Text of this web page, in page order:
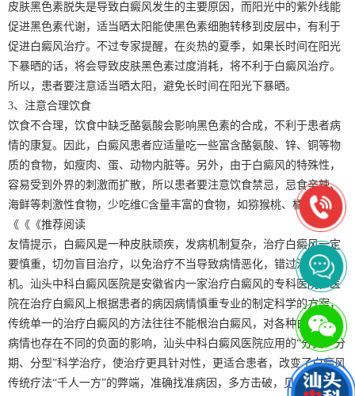
皮肤黑色素脱失是导致白癜风发生的主要原因，而阳光中的紫外线能
促进黑色素代谢，适当晒太阳能使黑色素细胞转移到皮层中，有利于
促进白癜风治疗。不过专家提醒，在炎热的夏季，如果长时间在阳光
下暴晒的话，将会导致皮肤黑色素过度消耗，将不利于白癜风治疗。
所以，患者要注意适当晒太阳，避免长时间在阳光下暴晒。
3、注意合理饮食
饮食不合理，饮食中缺乏酪氨酸会影响黑色素的合成，不利于患者病
情的康复。因此，白癜风患者应适量吃一些富含酪氨酸、锌、铜等物
质的食物，如瘦肉、蛋、动物内脏等。另外，由于白癜风的特殊性，
容易受到外界的刺激而扩散，所以患者要注意饮食禁忌，忌食辛辣、
海鲜等刺激性食物，少吃维C含量丰富的食物，如猕猴桃、橘子等。
《《《推荐阅读
友情提示，白癜风是一种皮肤顽疾，发病机制复杂，治疗白癜风一定
要慎重，切勿盲目治疗，以免治疗不当导致病情恶化，错过治疗时
机。汕头中科白癜风医院是安徽省内一家治疗白癜风的专科医院，医
院在治疗白癜风上根据患者的病因病情慎重专业的制定科学的方案，
传统单一的治疗白癜风的方法往往不能根治白癜风，对各种白癜风的
病情也存在不同的负面的影响，汕头中科白癜风医院应用的“分类、分
期、分型”科学治疗，使治疗更具针对性，更适合患者，改变了白癜风
传统疗法“千人一方”的弊端，准确找准病因，多方击破，见效快速，